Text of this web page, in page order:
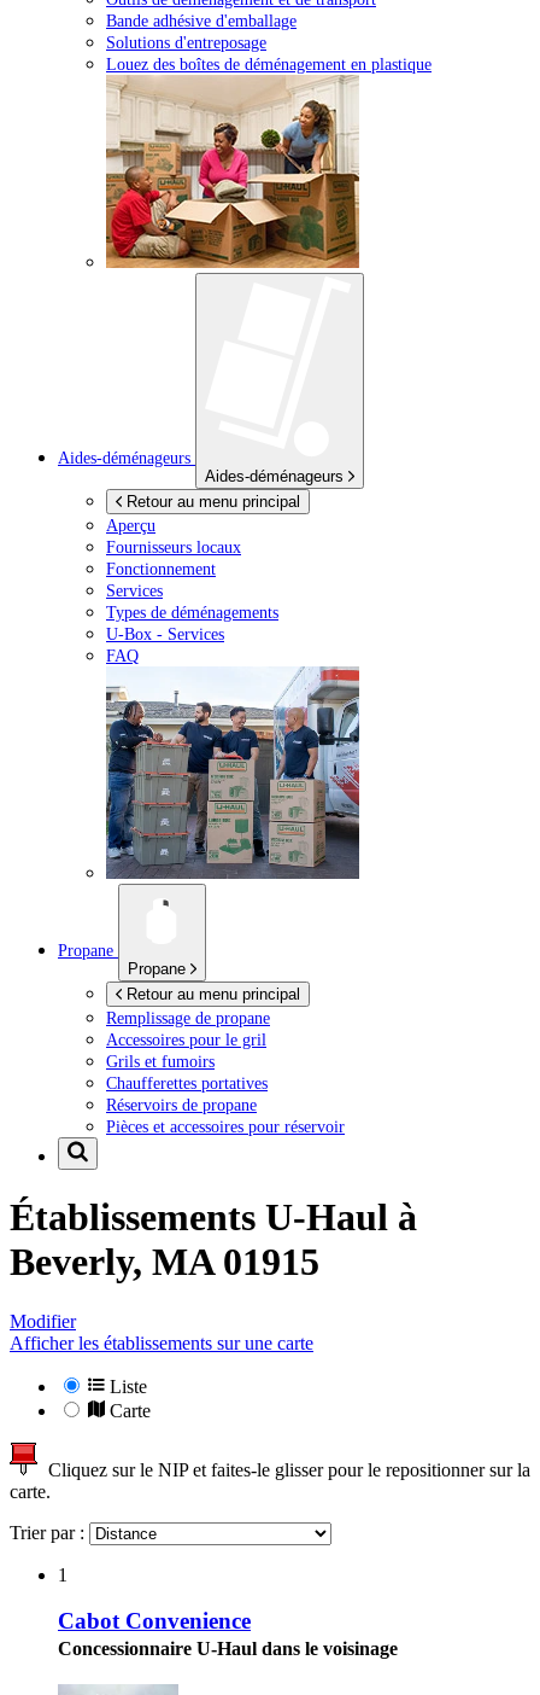
Bande adhésive d'emballage
Solutions d'entreposage
Louez des boîtes de déménagement en plastique
Aides-déménageurs
Aides-déménageurs
Retour au menu principal
Aperçu
Fournisseurs locaux
Fonctionnement
Services
Types de déménagements
U-Box - Services
FAQ
Propane
Propane
Retour au menu principal
Remplissage de propane
Accessoires pour le gril
Grils et fumoirs
Chaufferettes portatives
Réservoirs de propane
Pièces et accessoires pour réservoir
Établissements U-Haul à
Beverly, MA 01915
Modifier
Afficher les établissements sur une carte
Liste
Carte
Cliquez sur le NIP et faites-le glisser pour le repositionner sur la
carte.
Trier par :
1
Cabot Convenience
Concessionnaire U-Haul dans le voisinage